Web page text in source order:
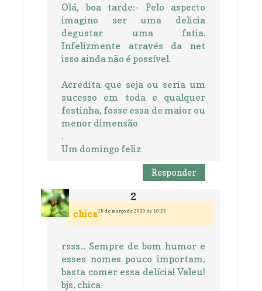
Olá, boa tarde:- Pelo aspecto
imagino ser uma delicia
degustar uma fatia.
Infelizmente através da net
isso ainda não é possível.
Acredita que seja ou seria um
sucesso em toda e qualquer
festinha, fosse essa de maior ou
menor dimensão
.
Um domingo feliz
Responder
chica15 de março de 2020 às 10:23
rsss... Sempre de bom humor e
esses nomes pouco importam,
basta comer essa delícia! Valeu!
bjs, chica